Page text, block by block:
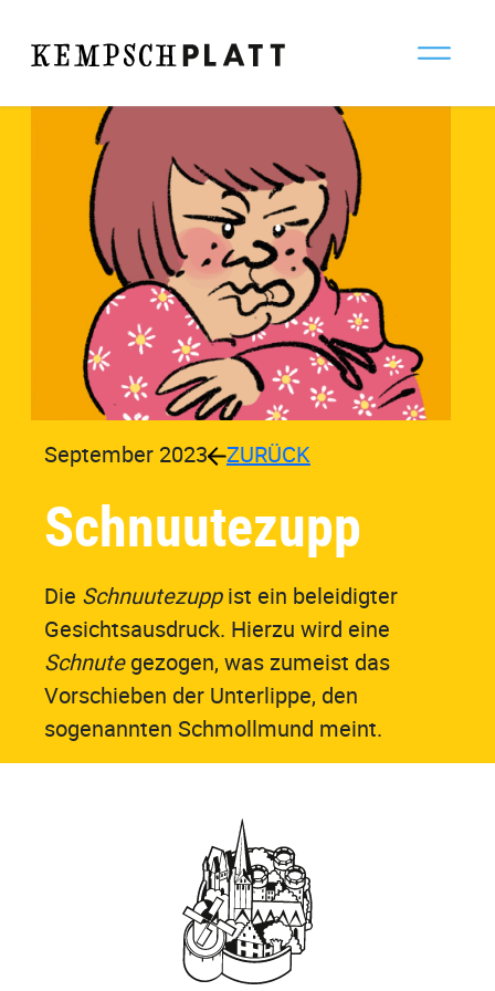
September 2023 ZURÜCK
Schnuutezupp
Die Schnuutezuppist ein beleidigter
Gesichtsausdruck. Hierzu wird eine
Schnutegezogen, was zumeist das
Vorschieben der Unterlippe, den
sogenannten Schmollmund meint.